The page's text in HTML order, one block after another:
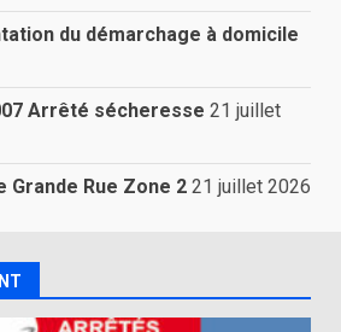
du démarchage à domicile
Arrêté sécheresse 21 juillet
Grande Rue Zone 2 21 juillet 2026